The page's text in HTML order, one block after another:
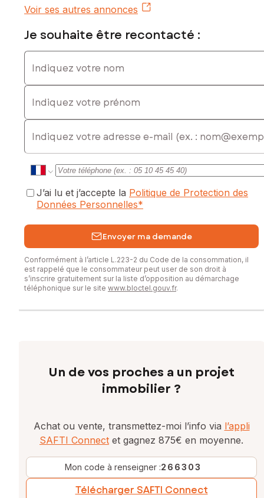
Voir ses autres annonces
Je souhaite être recontacté :
Indiquez votre nom
Indiquez votre prénom
E-mail
J’ai lu et j’accepte la Politique de Protection des
Données Personnelles*
Envoyer ma demande
Conformément à l’article L.223-2 du Code de la consommation, il
est rappelé que le consommateur peut user de son droit à
s’inscrire gratuitement sur la liste d’opposition au démarchage
téléphonique sur le site www.bloctel.gouv.fr.
Un de vos proches a un projet
immobilier ?
Achat ou vente, transmettez-moi l’info via l’appli
SAFTI Connect et gagnez 875€ en moyenne.
Mon code à renseigner :266303
Télécharger SAFTI Connect